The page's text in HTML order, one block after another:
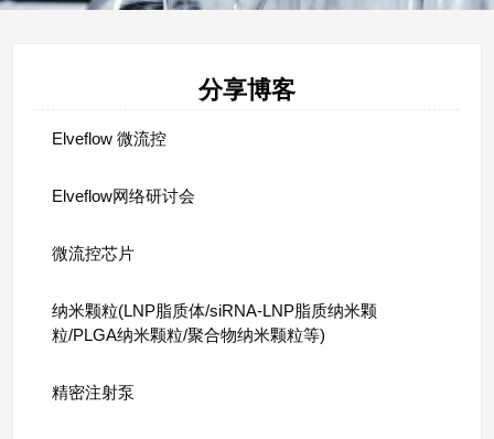
分享博客
Elveflow 微流控
Elveflow网络研讨会
微流控芯片
纳米颗粒(LNP脂质体/siRNA-LNP脂质纳米颗
粒/PLGA纳米颗粒/聚合物纳米颗粒等)
精密注射泵